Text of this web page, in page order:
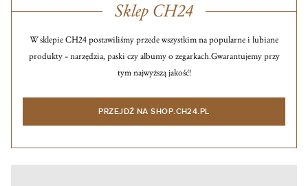
Sklep CH24
W sklepie CH24 postawiliśmy przede wszystkim na popularne i lubiane
produkty – narzędzia, paski czy albumy o zegarkach.Gwarantujemy przy
tym najwyższą jakość!
PRZEJDŹ NA SHOP.CH24.PL